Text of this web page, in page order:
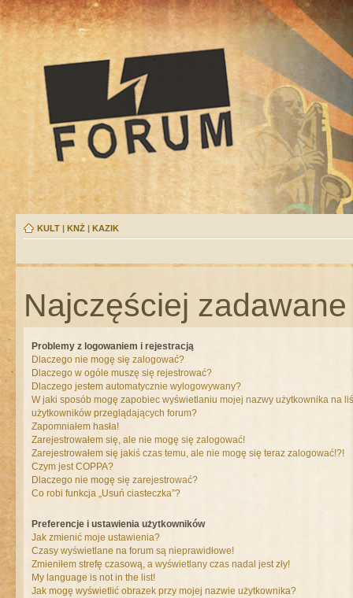
KULT | KNŻ | KAZIK
Najczęściej
Problemy z logowaniem i rejestracją
Dlaczego nie mogę się zalogować?
Dlaczego w ogóle muszę się rejestrować?
Dlaczego jestem automatycznie wylogowywany?
W jaki sposób mogę zapobiec wyświetlaniu mojej nazwy użytkownika na
użytkowników przeglądających forum?
Zapomniałem hasła!
Zarejestrowałem się, ale nie mogę się zalogować!
Zarejestrowałem się jakiś czas temu, ale nie mogę się teraz zalogować!?!
Czym jest COPPA?
Dlaczego nie mogę się zarejestrować?
Co robi funkcja „Usuń ciasteczka”?
Preferencje i ustawienia użytkowników
Jak zmienić moje ustawienia?
Czasy wyświetlane na forum są nieprawidłowe!
Zmieniłem strefę czasową, a wyświetlany czas nadal jest zły!
My language is not in the list!
Jak mogę wyświetlić obrazek przy mojej nazwie użytkownika?